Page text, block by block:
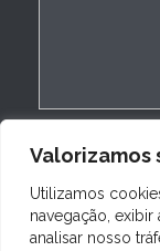
Valorizamos
Utilizamos
navegação,
analisar nosso